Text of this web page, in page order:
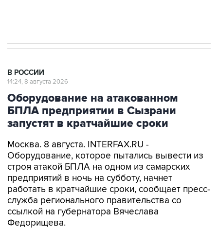
В РОССИИ
14:24, 8 августа 2026
Оборудование на атакованном
БПЛА предприятии в Сызрани
запустят в кратчайшие сроки
Москва. 8 августа. INTERFAX.RU -
Оборудование, которое пытались вывести из
строя атакой БПЛА на одном из самарских
предприятий в ночь на субботу, начнет
работать в кратчайшие сроки, сообщает пресс-
служба регионального правительства со
ссылкой на губернатора Вячеслава
Федорищева.